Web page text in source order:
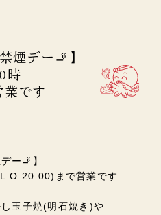
煙デー🚬】
時
です
ー🚬】
まで営業です
玉子焼(明石焼き)や